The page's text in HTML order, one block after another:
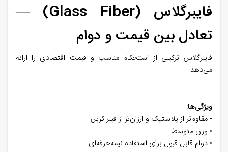
فایبرگلاس (Glass Fiber) —
تعادل بین قیمت و دوام
فایبرگلاس ترکیبی از استحکام مناسب و قیمت اقتصادی را ارائه
می‌دهد.
ویژگی‌ها:
• مقاوم‌تر از پلاستیک و ارزان‌تر از فیبر کربن
• وزن متوسط
• دوام قابل قبول برای استفاده نیمه‌حرفه‌ای